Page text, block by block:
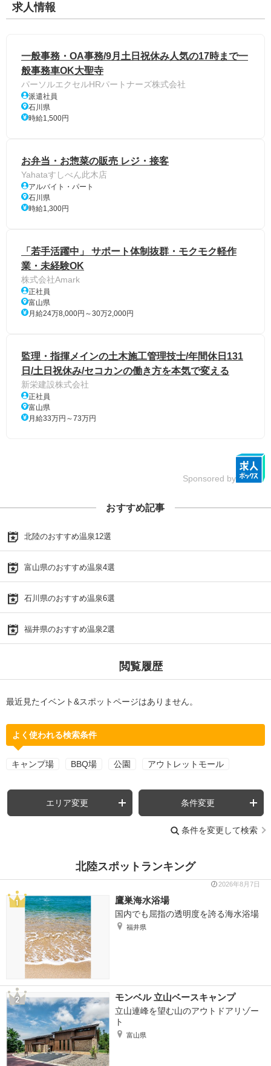
求人情報
一般事務・OA事務/9月土日祝休み人気の17時まで一
般事務車OK大聖寺
パーソルエクセルHRパートナーズ株式会社
派遣社員
石川県
時給1,500円
お弁当・お惣菜の販売 レジ・接客
Yahataすしべん此木店
アルバイト・パート
石川県
時給1,300円
「若手活躍中」 サポート体制抜群・モクモク軽作
業・未経験OK
株式会社Amark
正社員
富山県
月給24万8,000円～30万2,000円
監理・指揮メインの土木施工管理技士/年間休日131
日/土日祝休み/セコカンの働き方を本気で変える
新栄建設株式会社
正社員
富山県
月給33万円～73万円
Sponsored by
おすすめ記事
北陸のおすすめ温泉12選
富山県のおすすめ温泉4選
石川県のおすすめ温泉6選
福井県のおすすめ温泉2選
閲覧履歴
最近見たイベント&スポットページはありません。
よく使われる検索条件
キャンプ場 BBQ場 公園 アウトレットモール
エリア変更 条件変更
条件を変更して検索
北陸スポットランキング
2026年8月7日
鷹巣海水浴場
国内でも屈指の透明度を誇る海水浴場
福井県
モンベル 立山ベースキャンプ
立山連峰を望む山のアウトドアリゾー
ト
富山県